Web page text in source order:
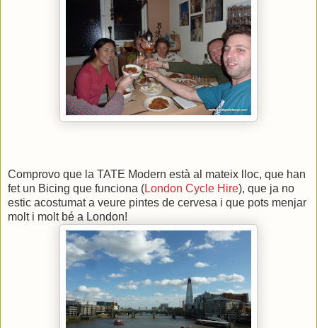
Comprovo que la TATE Modern està al mateix lloc, que han
fet un Bicing que funciona (London Cycle Hire), que ja no
estic acostumat a veure pintes de cervesa i que pots menjar
molt i molt bé a London!